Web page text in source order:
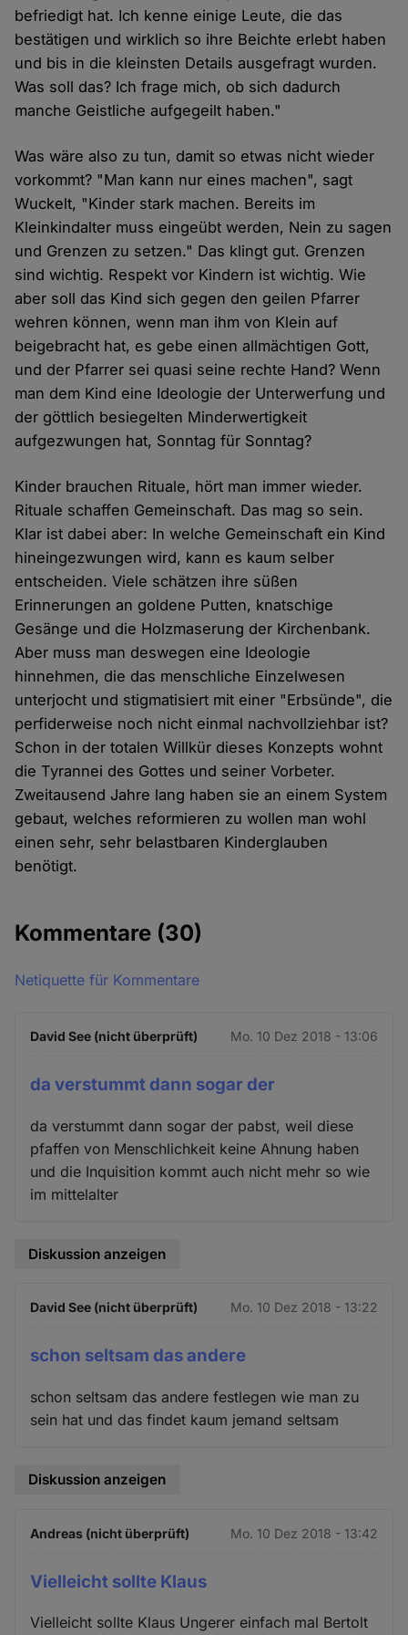
befriedigt hat. Ich kenne einige Leute, die das
bestätigen und wirklich so ihre Beichte erlebt haben
und bis in die kleinsten Details ausgefragt wurden.
Was soll das? Ich frage mich, ob sich dadurch
manche Geistliche aufgegeilt haben."
Was wäre also zu tun, damit so etwas nicht wieder
vorkommt? "Man kann nur eines machen", sagt
Wuckelt, "Kinder stark machen. Bereits im
Kleinkindalter muss eingeübt werden, Nein zu sagen
und Grenzen zu setzen." Das klingt gut. Grenzen
sind wichtig. Respekt vor Kindern ist wichtig. Wie
aber soll das Kind sich gegen den geilen Pfarrer
wehren können, wenn man ihm von Klein auf
beigebracht hat, es gebe einen allmächtigen Gott,
und der Pfarrer sei quasi seine rechte Hand? Wenn
man dem Kind eine Ideologie der Unterwerfung und
der göttlich besiegelten Minderwertigkeit
aufgezwungen hat, Sonntag für Sonntag?
Kinder brauchen Rituale, hört man immer wieder.
Rituale schaffen Gemeinschaft. Das mag so sein.
Klar ist dabei aber: In welche Gemeinschaft ein Kind
hineingezwungen wird, kann es kaum selber
entscheiden. Viele schätzen ihre süßen
Erinnerungen an goldene Putten, knatschige
Gesänge und die Holzmaserung der Kirchenbank.
Aber muss man deswegen eine Ideologie
hinnehmen, die das menschliche Einzelwesen
unterjocht und stigmatisiert mit einer "Erbsünde", die
perfiderweise noch nicht einmal nachvollziehbar ist?
Schon in der totalen Willkür dieses Konzepts wohnt
die Tyrannei des Gottes und seiner Vorbeter.
Zweitausend Jahre lang haben sie an einem System
gebaut, welches reformieren zu wollen man wohl
einen sehr, sehr belastbaren Kinderglauben
benötigt.
Kommentare (30)
Netiquette für Kommentare
David See (nicht überprüft) Mo. 10 Dez 2018 - 13:06
da verstummt dann sogar der
da verstummt dann sogar der pabst, weil diese
pfaffen von Menschlichkeit keine Ahnung haben
und die Inquisition kommt auch nicht mehr so wie
im mittelalter
Diskussion anzeigen
David See (nicht überprüft) Mo. 10 Dez 2018 - 13:22
schon seltsam das andere
schon seltsam das andere festlegen wie man zu
sein hat und das findet kaum jemand seltsam
Diskussion anzeigen
Andreas (nicht überprüft) Mo. 10 Dez 2018 - 13:42
Vielleicht sollte Klaus
Vielleicht sollte Klaus Ungerer einfach mal Bertolt